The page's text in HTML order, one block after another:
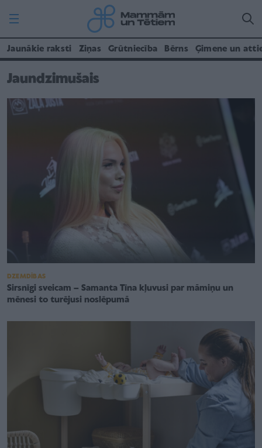
Jaunākie raksti Ziņas Grūtniecība Bērns Ģimene un
Jaundzimušais
DZEMDĪBAS
Sirsnīgi sveicam – Samanta Tīna kļuvusi par māmiņu un
mēnesi to turējusi noslēpumā